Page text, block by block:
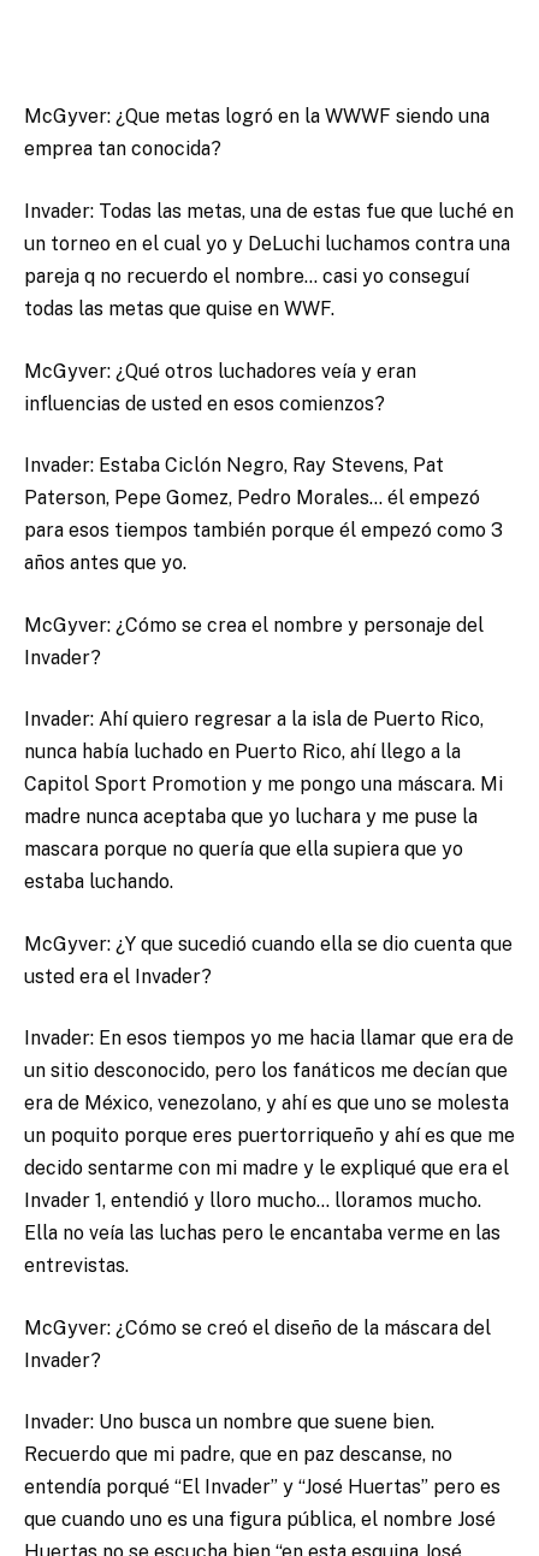
McGyver: ¿Que metas logró en la WWWF siendo una
emprea tan conocida?
Invader: Todas las metas, una de estas fue que luché en
un torneo en el cual yo y DeLuchi luchamos contra una
pareja q no recuerdo el nombre… casi yo conseguí
todas las metas que quise en WWF.
McGyver: ¿Qué otros luchadores veía y eran
influencias de usted en esos comienzos?
Invader: Estaba Ciclón Negro, Ray Stevens, Pat
Paterson, Pepe Gomez, Pedro Morales… él empezó
para esos tiempos también porque él empezó como 3
años antes que yo.
McGyver: ¿Cómo se crea el nombre y personaje del
Invader?
Invader: Ahí quiero regresar a la isla de Puerto Rico,
nunca había luchado en Puerto Rico, ahí llego a la
Capitol Sport Promotion y me pongo una máscara. Mi
madre nunca aceptaba que yo luchara y me puse la
mascara porque no quería que ella supiera que yo
estaba luchando.
McGyver: ¿Y que sucedió cuando ella se dio cuenta que
usted era el Invader?
Invader: En esos tiempos yo me hacia llamar que era de
un sitio desconocido, pero los fanáticos me decían que
era de México, venezolano, y ahí es que uno se molesta
un poquito porque eres puertorriqueño y ahí es que me
decido sentarme con mi madre y le expliqué que era el
Invader 1, entendió y lloro mucho… lloramos mucho.
Ella no veía las luchas pero le encantaba verme en las
entrevistas.
McGyver: ¿Cómo se creó el diseño de la máscara del
Invader?
Invader: Uno busca un nombre que suene bien.
Recuerdo que mi padre, que en paz descanse, no
entendía porqué “El Invader” y “José Huertas” pero es
que cuando uno es una figura pública, el nombre José